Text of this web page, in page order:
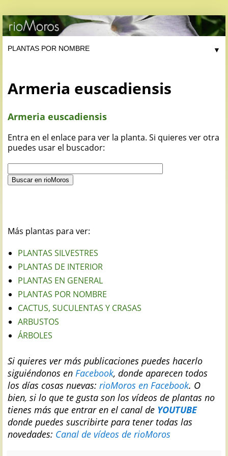
▼
Armeria euscadiensis
Armeria euscadiensis
Entra en el enlace para ver la planta. Si quieres ver otra
puedes usar el buscador:
Más plantas para ver:
PLANTAS SILVESTRES
PLANTAS DE INTERIOR
PLANTAS EN GENERAL
PLANTAS POR NOMBRE
CACTUS, SUCULENTAS Y CRASAS
ARBUSTOS
ÁRBOLES
Si quieres ver más publicaciones puedes hacerlo
siguiéndonos en Facebook, donde aparecen todos
los días cosas nuevas: rioMoros en Facebook. O
bien, si lo que te gusta son los vídeos de plantas no
tienes más que entrar en el canal de YOUTUBE
donde puedes suscribirte para tener todas las
novedades: Canal de vídeos de rioMoros